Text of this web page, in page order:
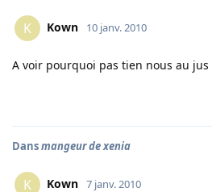
K Kown 10 janv. 2010
A voir pourquoi pas tien nous au jus
Dansmangeur de xenia
K Kown 7 janv. 2010